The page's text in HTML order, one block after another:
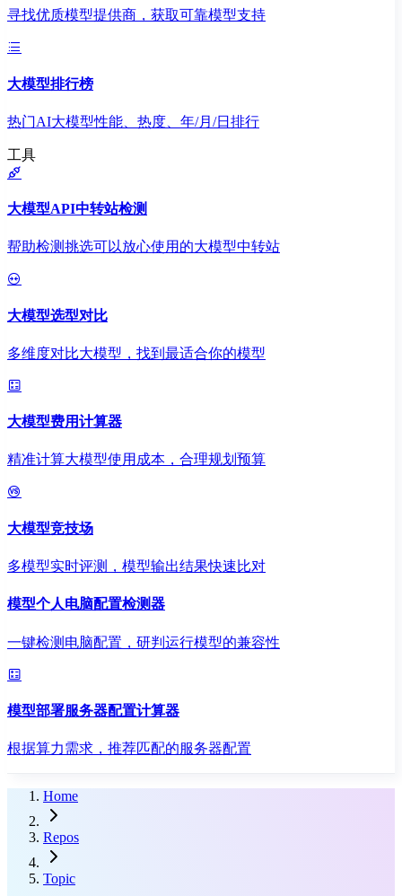
寻找优质模型提供商，获取可靠模型支持
大模型排行榜
热门AI大模型性能、热度、年/月/日排行
工具
大模型API中转站检测
帮助检测挑选可以放心使用的大模型中转站
大模型选型对比
多维度对比大模型，找到最适合你的模型
大模型费用计算器
精准计算大模型使用成本，合理规划预算
大模型竞技场
多模型实时评测，模型输出结果快速比对
模型个人电脑配置检测器
一键检测电脑配置，研判运行模型的兼容性
模型部署服务器配置计算器
根据算力需求，推荐匹配的服务器配置
Home
Repos
Topic